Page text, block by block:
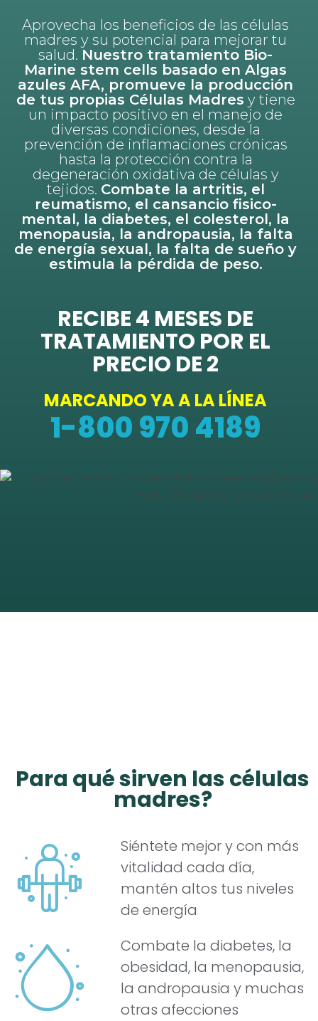
Aprovecha los beneficios de las células
madres y su potencial para mejorar tu
salud. Nuestro tratamiento Bio-
Marine stem cells basado en Algas
azules AFA, promueve la producción
de tus propias Células Madres y tiene
un impacto positivo en el manejo de
diversas condiciones, desde la
prevención de inflamaciones crónicas
hasta la protección contra la
degeneración oxidativa de células y
tejidos. Combate la artritis, el
reumatismo, el cansancio fisico-
mental, la diabetes, el colesterol, la
menopausia, la andropausia, la falta
de energía sexual, la falta de sueño y
estimula la pérdida de peso.
RECIBE 4 MESES DE
TRATAMIENTO POR EL
PRECIO DE 2
MARCANDO YA A LA LÍNEA
1-800 970 4189
Para qué sirven las células
madres?
Siéntete mejor y con más
vitalidad cada día,
mantén altos tus niveles
de energía
Combate la diabetes, la
obesidad, la menopausia,
la andropausia y muchas
otras afecciones